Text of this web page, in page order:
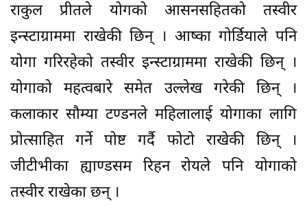
राकुल प्रीतले योगको आसनसहितको तस्वीर
इन्स्टाग्राममा राखेकी छिन् । आष्का गोर्डियाले पनि
योगा गरिरहेको तस्वीर इन्स्टाग्राममा राखेकी छिन् ।
योगाको महत्वबारे समेत उल्लेख गरेकी छिन् ।
कलाकार सौम्या टण्डनले महिलालाई योगाका लागि
प्रोत्साहित गर्ने पोष्ट गर्दै फोटो राखेकी छिन् ।
जीटीभीका ह्याण्डसम रिहन रोयले पनि योगाको
तस्वीर राखेका छन् ।